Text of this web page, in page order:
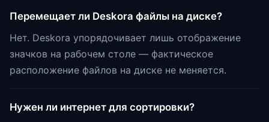
Перемещает ли Deskora файлы на диске?
Нет. Deskora упорядочивает лишь отображение
значков на рабочем столе — фактическое
расположение файлов на диске не меняется.
Нужен ли интернет для сортировки?